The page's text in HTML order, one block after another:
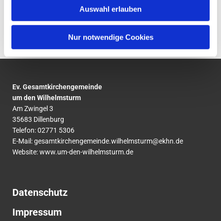
Auswahl erlauben
Nur notwendige Cookies
Ev. Gesamtkirchengemeinde
um den Wilhelmsturm
Am Zwingel 3
35683 Dillenburg
Telefon:02771 5306
E-Mail:gesamtkirchengemeinde.wilhelmsturm@ekhn.de
Website: www.um-den-wilhelmsturm.de
Datenschutz
Impressum